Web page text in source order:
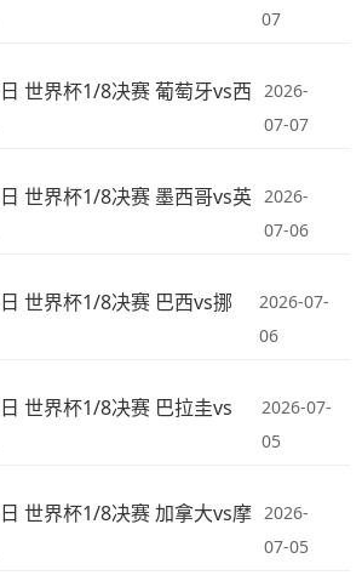
07
世界杯1/8决赛 葡萄牙vs西 2026-
07-07
世界杯1/8决赛 墨西哥vs英 2026-
07-06
世界杯1/8决赛 巴西vs挪
2026-07-
06
世界杯1/8决赛 巴拉圭vs
2026-07-
05
世界杯1/8决赛 加拿大vs摩 2026-
07-05